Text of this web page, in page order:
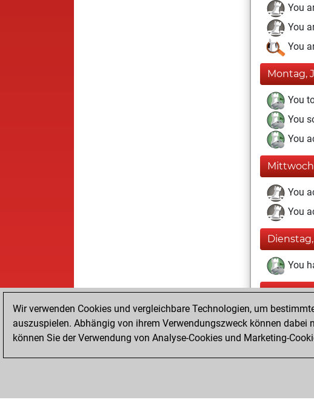
You
You
You
Montag,
You
You
You
You
You
You
Dienstag,
You
You
Wir verwenden Cookies und vergleichbare Technologien, um
auszuspielen. Abhängig von ihrem Verwendungszweck können
können Sie der Verwendung von Analyse-Cookies und Marketing-